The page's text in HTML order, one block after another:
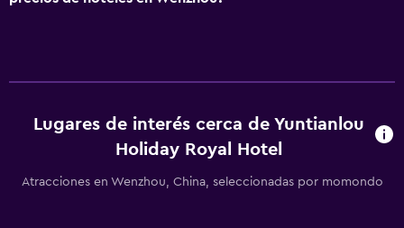
Lugares de interés cerca de Yuntianlou
Holiday Royal Hotel
Atracciones en Wenzhou, China, seleccionadas por momondo